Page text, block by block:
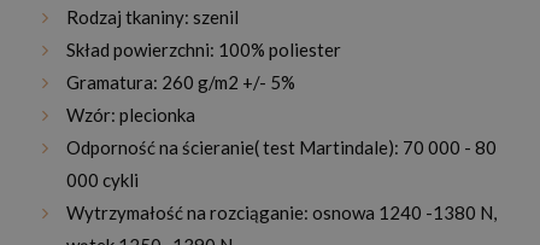
Rodzaj tkaniny: szenil
Skład powierzchni: 100% poliester
Gramatura: 260 g/m2 +/- 5%
Wzór: plecionka
Odporność na ścieranie( test Martindale): 70 000 - 80
000 cykli
Wytrzymałość na rozciąganie: osnowa 1240 -1380 N,